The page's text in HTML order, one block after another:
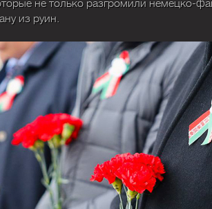
не только разгромили немецко-
из руин.